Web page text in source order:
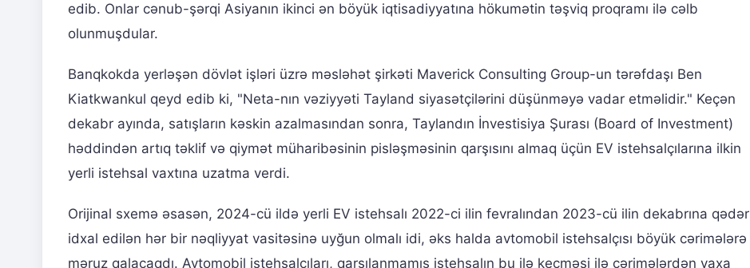
edib. Onlar cənub-şərqi Asiyanın ikinci ən böyük iqtisadiyyatına hökumətin təşviq proqramı ilə cəlb
olunmuşdular.
Banqkokda yerləşən dövlət işləri üzrə məsləhət şirkəti Maverick Consulting Group-un tərəfdaşı Ben
Kiatkwankul qeyd edib ki, "Neta-nın vəziyyəti Tayland siyasətçilərini düşünməyə vadar etməlidir." Keçən
dekabr ayında, satışların kəskin azalmasından sonra, Taylandın İnvestisiya Şurası (Board of Investment)
həddindən artıq təklif və qiymət müharibəsinin pisləşməsinin qarşısını almaq üçün EV istehsalçılarına ilkin
yerli istehsal vaxtına uzatma verdi.
Orijinal sxemə əsasən, 2024-cü ildə yerli EV istehsalı 2022-ci ilin fevralından 2023-cü ilin dekabrına qədər
idxal edilən hər bir nəqliyyat vasitəsinə uyğun olmalı idi, əks halda avtomobil istehsalçısı böyük cərimələrə
məruz qalacaqdı. Avtomobil istehsalçıları, qarşılanmamış istehsalın bu ilə keçməsi ilə cərimələrdən yaxa